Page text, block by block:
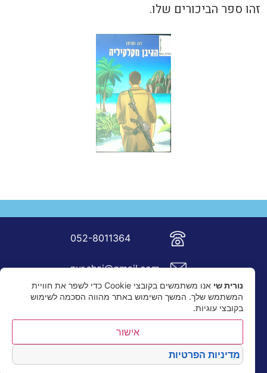
זהו ספר הביכורים שלו.
052-8011364
nur.shai@gmail.com
נורית שי
אנו משתמשים בקובצי Cookie כדי לשפר את חוויית
המשתמש שלך. המשך השימוש באתר מהווה הסכמה לשימוש
בקובצי עוגיות.
אישור
מדיניות הפרטיות